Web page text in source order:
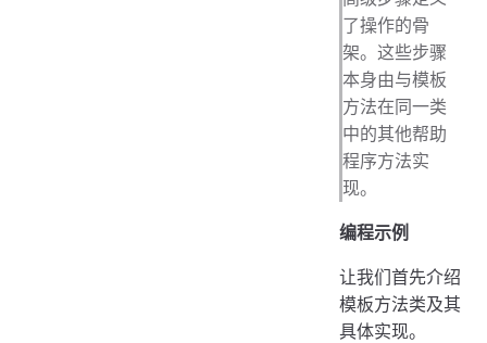
了操作的骨
架。这些步骤
本身由与模板
方法在同一类
中的其他帮助
程序方法实
现。
编程示例
让我们首先介绍
模板方法类及其
具体实现。